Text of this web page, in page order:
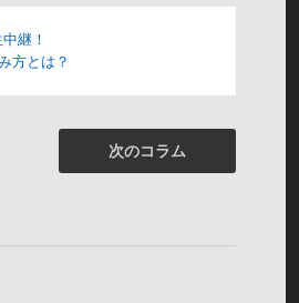
継！
方とは？
次のコラム